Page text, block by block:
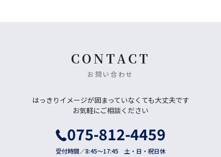
CONTACT
お問い合わせ
はっきりイメージが固まっていなくても大丈夫です
お気軽にご相談ください
075-812-4459
受付時間／8:45〜17:45 土・日・祝日休